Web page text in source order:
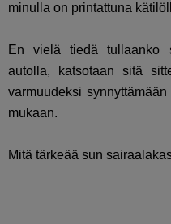
minulla on printattuna
En vielä tiedä tullaanko
autolla, katsotaan sitä
varmuudeksi
mukaan.
Mitä tärkeää sun